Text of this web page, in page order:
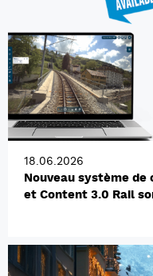
18.06.2026
Nouveau système de
et Content 3.0 Rail